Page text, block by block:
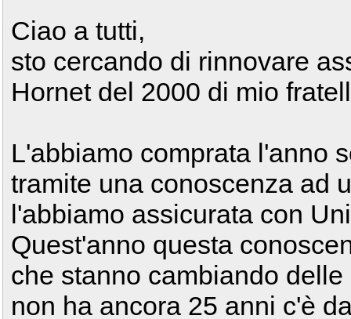
Ciao a tutti,
sto cercando di rinnovare
Hornet del 2000 di mio
L'abbiamo comprata l'anno
tramite una conoscenza ad
l'abbiamo assicurata con
Quest'anno questa
che stanno cambiando
non ha ancora 25 anni c'è